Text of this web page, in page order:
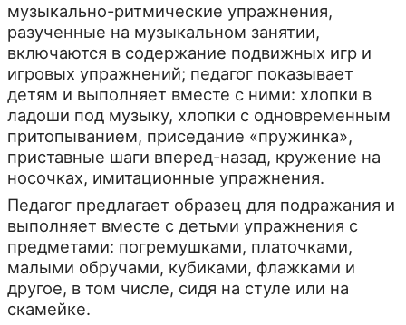
музыкально-ритмические упражнения,
разученные на музыкальном занятии,
включаются в содержание подвижных игр и
игровых упражнений; педагог показывает
детям и выполняет вместе с ними: хлопки в
ладоши под музыку, хлопки с одновременным
притопыванием, приседание «пружинка»,
приставные шаги вперед-назад, кружение на
носочках, имитационные упражнения.
Педагог предлагает образец для подражания и
выполняет вместе с детьми упражнения с
предметами: погремушками, платочками,
малыми обручами, кубиками, флажками и
другое, в том числе, сидя на стуле или на
скамейке.